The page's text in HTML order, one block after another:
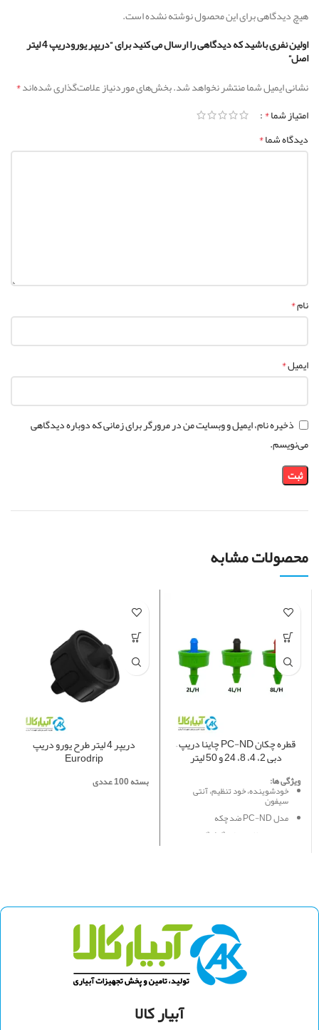
هیچ دیدگاهی برای این محصول نوشته نشده است.
اولین نفری باشید که دیدگاهی را ارسال می کنید برای “دریپر یورودریپ 4 لیتر
اصل”
نشانی ایمیل شما منتشر نخواهد شد.بخش‌های موردنیاز علامت‌گذاری شده‌اند*
امتیاز شما*
دیدگاه شما*
نام*
ایمیل*
ذخیره نام، ایمیل و وبسایت من در مرورگر برای زمانی که دوباره دیدگاهی
می‌نویسم.
محصولات مشابه
قطره چکان PC-ND چاینا دریپ –
دبی 2، 4، 8، 24 و 50 لیتر
ویژگی ها:
خودشوینده، خود تنظیم، آنتی
سیفون
مدل PC-ND ضد چکه
مقاومت بالا در برابر گرفتگی
دیافراگم سلیکونی مقاوم به مواد
تنظیم کننده آبدهی در دامنه فشار
با آبدهی 2، 4، 8، 24 و 50 لیتر در
مناسب جهت استفاده در اراضی با
قابل استفاده در نهالستان، تاکستان،
دریپر 4 لیتر طرح یورو دریپ
Eurodrip
بسته 100 عددی
آبیار کالا